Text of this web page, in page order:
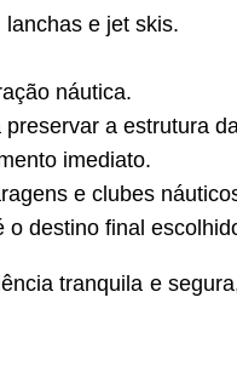
e jet skis.
náutica.
a estrutura
imediato.
e clubes
o destino final
tranquila e